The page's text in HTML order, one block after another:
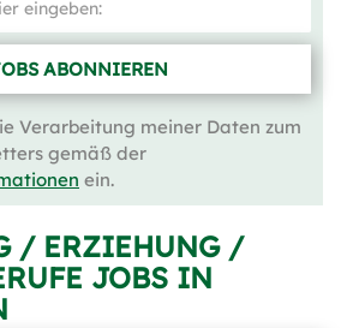
ABONNIEREN
Verarbeitung meiner Daten zum
gemäß der
ein.
/ ERZIEHUNG /
JOBS IN